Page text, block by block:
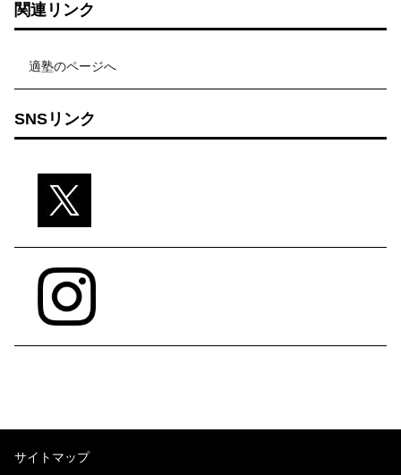
関連リンク
適塾のページへ
SNSリンク
サイトマップ